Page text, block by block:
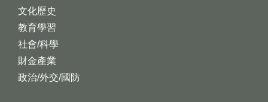
文化歷史
教育學習
社會/科學
財金產業
政治/外交/國防